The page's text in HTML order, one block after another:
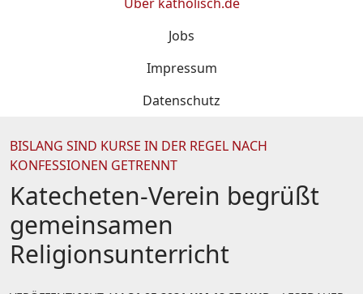
Jobs
Impressum
Datenschutz
BISLANG SIND KURSE IN DER REGEL NACH
KONFESSIONEN GETRENNT
Katecheten-Verein begrüßt
gemeinsamen
Religionsunterricht